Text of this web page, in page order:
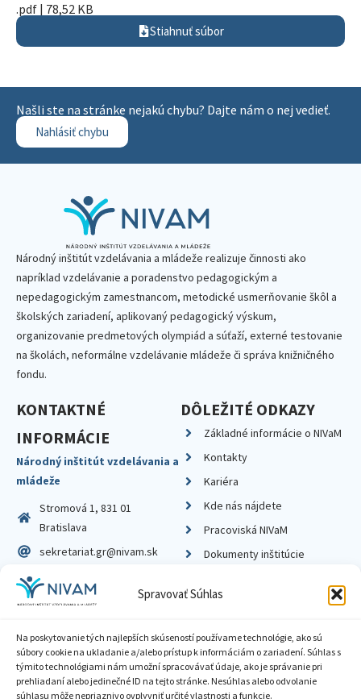
Spravovať Súhlas
Na poskytovanie tých najlepších skúseností používame technológie, ako sú
súbory cookie na ukladanie a/alebo prístup k informáciám o zariadení. Súhlas s
týmito technológiami nám umožní spracovávať údaje, ako je správanie pri
prehliadaní alebo jedinečné ID na tejto stránke. Nesúhlas alebo odvolanie
súhlasu môže nepriaznivo ovplyvniť určité vlastnosti a funkcie.
.pdf | 78,52 KB
Stiahnuť súbor
Našli ste na stránke nejakú chybu? Dajte nám o nej vedieť.
Nahlásiť chybu
Národný inštitút vzdelávania a mládeže realizuje činnosti ako
napríklad vzdelávanie a poradenstvo pedagogickým a
nepedagogickým zamestnancom, metodické usmerňovanie škôl a
školských zariadení, aplikovaný pedagogický výskum,
organizovanie predmetových olympiád a súťaží, externé testovanie
na školách, neformálne vzdelávanie mládeže či správa knižničného
fondu.
KONTAKTNÉ
INFORMÁCIE
Národný inštitút vzdelávania a
mládeže
Stromová 1, 831 01
Bratislava
sekretariat.gr@nivam.sk
IČO: 00164348
DIČ: 2020798714
DÔLEŽITÉ ODKAZY
Základné informácie o NIVaM
Kontakty
Kariéra
Kde nás nájdete
Pracoviská NIVaM
Dokumenty inštitúcie
Zásady ochrany súkromia